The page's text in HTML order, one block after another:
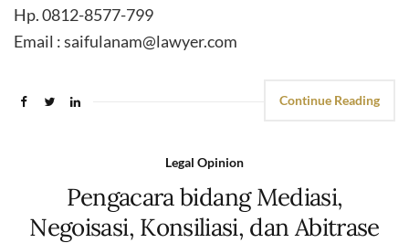
Hp. 0812-8577-799
Email : saifulanam@lawyer.com
Continue Reading
Legal Opinion
Pengacara bidang Mediasi,
Negoisasi, Konsiliasi, dan Abitrase